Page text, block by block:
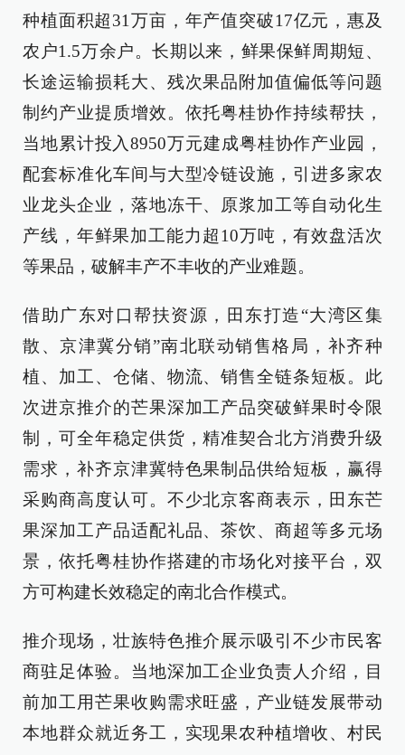
种植面积超31万亩，年产值突破17亿元，惠及
农户1.5万余户。长期以来，鲜果保鲜周期短、
长途运输损耗大、残次果品附加值偏低等问题
制约产业提质增效。依托粤桂协作持续帮扶，
当地累计投入8950万元建成粤桂协作产业园，
配套标准化车间与大型冷链设施，引进多家农
业龙头企业，落地冻干、原浆加工等自动化生
产线，年鲜果加工能力超10万吨，有效盘活次
等果品，破解丰产不丰收的产业难题。
借助广东对口帮扶资源，田东打造“大湾区集
散、京津冀分销”南北联动销售格局，补齐种
植、加工、仓储、物流、销售全链条短板。此
次进京推介的芒果深加工产品突破鲜果时令限
制，可全年稳定供货，精准契合北方消费升级
需求，补齐京津冀特色果制品供给短板，赢得
采购商高度认可。不少北京客商表示，田东芒
果深加工产品适配礼品、茶饮、商超等多元场
景，依托粤桂协作搭建的市场化对接平台，双
方可构建长效稳定的南北合作模式。
推介现场，壮族特色推介展示吸引不少市民客
商驻足体验。当地深加工企业负责人介绍，目
前加工用芒果收购需求旺盛，产业链发展带动
本地群众就近务工，实现果农种植增收、村民